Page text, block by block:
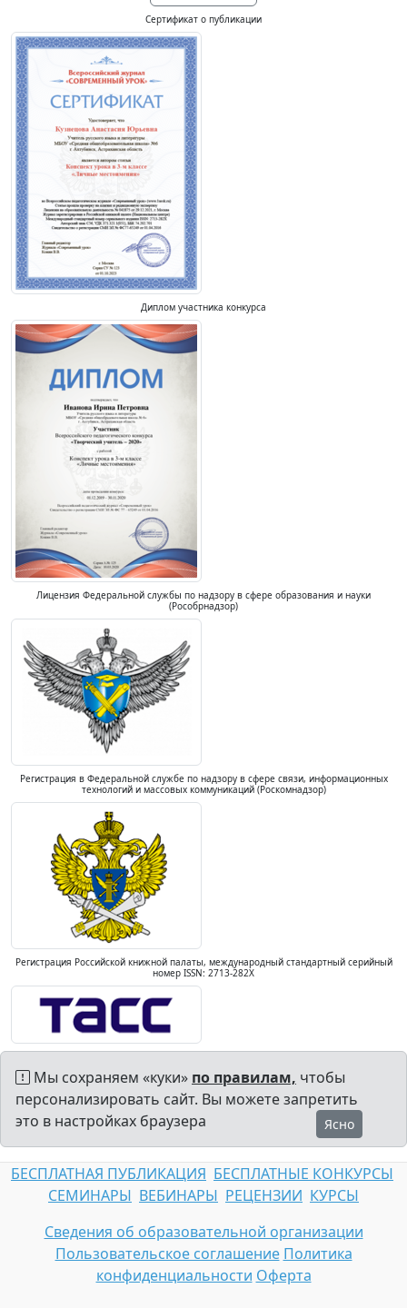
Сертификат о публикации
Диплом участника конкурса
Лицензия Федеральной службы по надзору в сфере образования и науки
(Рособрнадзор)
Регистрация в Федеральной службе по надзору в сфере связи, информационных
технологий и массовых коммуникаций (Роскомнадзор)
Регистрация Российской книжной палаты, международный стандартный серийный
номер ISSN: 2713-282X
Мы сохраняем «куки» по правилам, чтобы
персонализировать сайт. Вы можете запретить
это в настройках браузера
Ясно
БЕСПЛАТНАЯ ПУБЛИКАЦИЯ БЕСПЛАТНЫЕ КОНКУРСЫ
СЕМИНАРЫ ВЕБИНАРЫ РЕЦЕНЗИИ КУРСЫ
Сведения об образовательной организации
Пользовательское соглашение Политика
конфиденциальности Оферта